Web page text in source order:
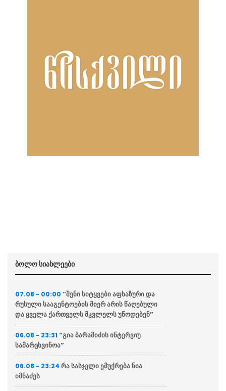
ბოლო სიახლეები
07.08 - 00:00 “შენი სიტყვები აფხაზური და
რუსული სააგენტოების მიერ არის წაღებული
და ყველა ქართველს მკვლელს უწოდებენ”
06.08 - 23:31 “გია ბარამიძის ინტერვიუ
სამარცხვინოა”
06.08 - 23:24 რა სასჯელი ემუქრება ნია
იმნაძეს